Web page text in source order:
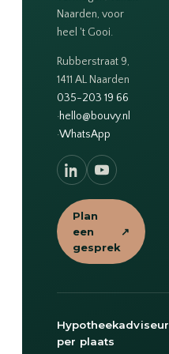
Naarden, voor
heel 't Gooi.
Rubberstraat 9,
1411 AL Naarden
035-203 19 66
·hello@bouvy.nl
·WhatsApp
Plan
een
gesprek
↗
Hypotheekadviseur
per plaats